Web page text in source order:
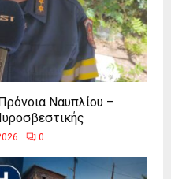
Ναυπλίου –
0